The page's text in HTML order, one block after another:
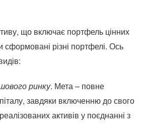
що включає портфель цінних
сформовані різні портфелі. Ось
ринку. Мета – повне
завдяки включенню до свого
активів у поєднанні з